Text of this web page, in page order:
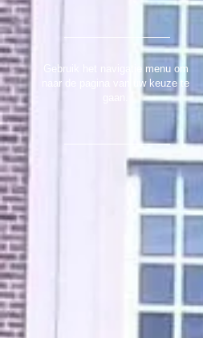
Gebruik het navigatie menu om
naar de pagina van uw keuze te